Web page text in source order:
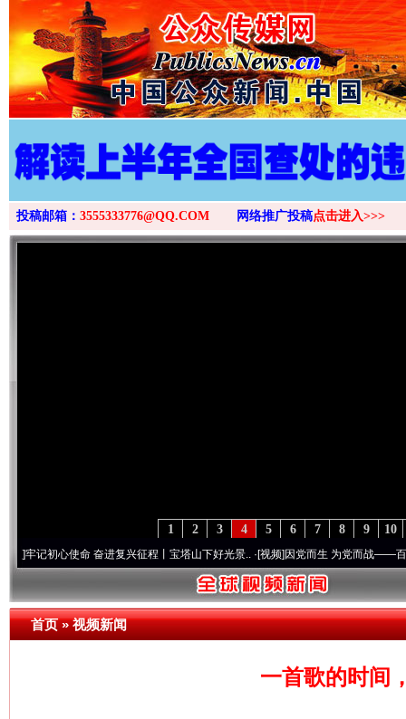
投稿邮箱： 3555333776@QQ.COM 网络推广投稿点击进入>>>
10
9
8
7
6
5
4
3
2
1
心使命 奋进复兴征程丨宝塔山下好光景..·[视频]因党而生 为党而战——百年“纪”事
首页»视频新闻
一首歌的时间